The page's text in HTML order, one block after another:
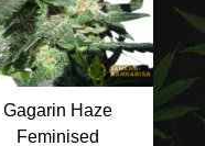
Gagarin Haze
Feminised